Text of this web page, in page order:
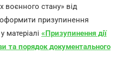
воєнного стану» від
призупинення
матеріалі «Призупинення дії
та порядок документального